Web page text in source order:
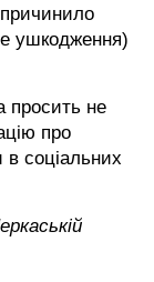
ушкодження)
просить не
про
соціальних